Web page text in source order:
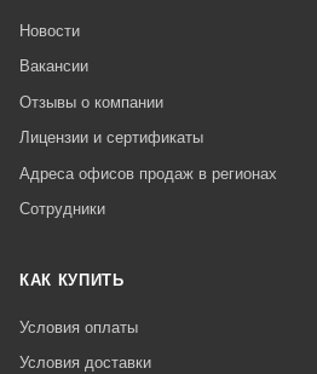
Новости
Вакансии
Отзывы о компании
Лицензии и сертификаты
Адреса офисов продаж в регионах
Сотрудники
КАК КУПИТЬ
Условия оплаты
Условия доставки